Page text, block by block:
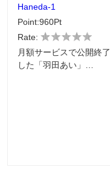
Haneda-1
Point:960Pt
Rate:
月額サービスで公開終了
した「羽田あい」…